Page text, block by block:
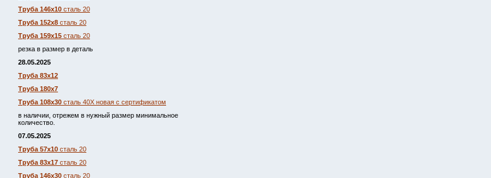
Труба 146х10 сталь 20
Труба 152х8 сталь 20
Труба 159х15 сталь 20
резка в размер в деталь
28.05.2025
Труба 83х12
Труба 180х7
Труба 108х30 сталь 40Х новая с сертификатом
в наличии, отрежем в нужный размер минимальное
количество.
07.05.2025
Труба 57х10 сталь 20
Труба 83х17 сталь 20
Труба 146х30 сталь 20